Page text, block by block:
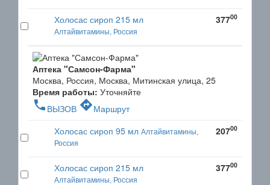
Холосас сироп 215 мл
Алтайвитамины, Россия
37700
Аптека "Самсон-Фарма"
Москва, Россия, Москва, Митинская улица, 25
Время работы: Уточняйте
phone ВЫЗОВ directionsМаршрут
Холосас сироп 95 мл Алтайвитамины,
Россия
20700
Холосас сироп 215 мл
Алтайвитамины, Россия
37700